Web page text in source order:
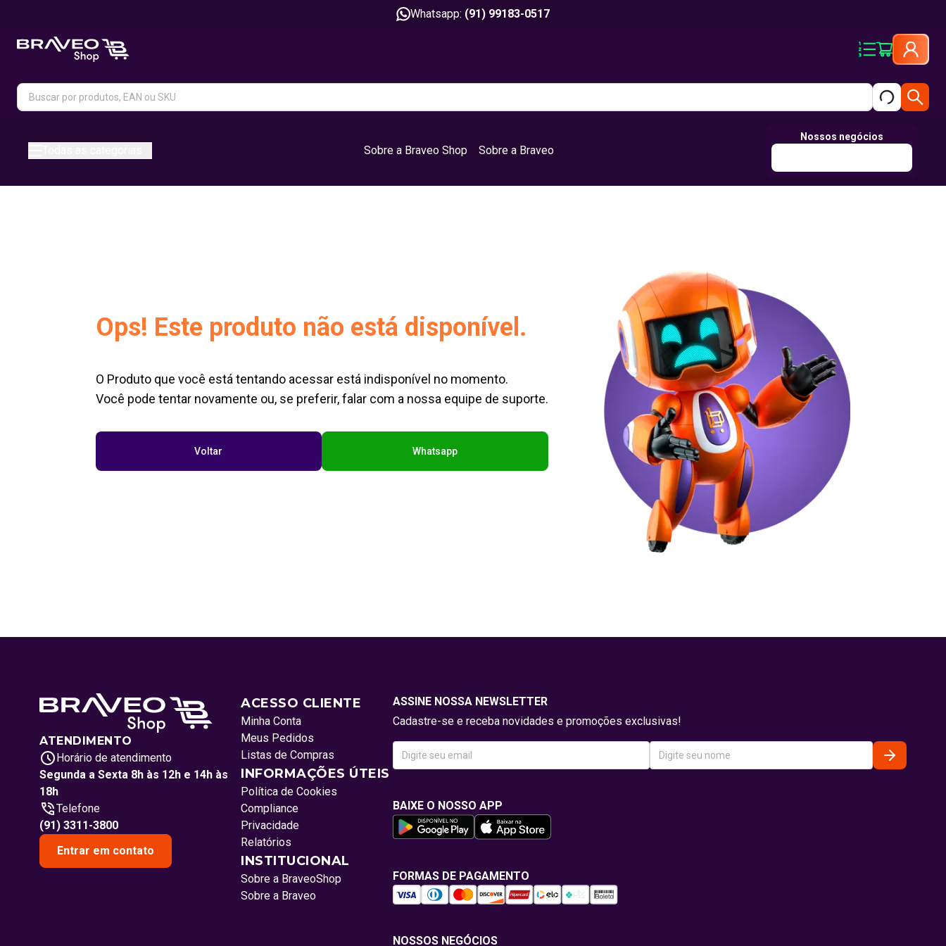
Whatsapp: (91) 99183-0517
Sobre a Braveo Shop Sobre a Braveo
Nossos negócios
Ops! Este produto não está disponível.
O Produto que você está tentando acessar está indisponível no momento.
Você pode tentar novamente ou, se preferir, falar com a nossa equipe de suporte.
Voltar Whatsapp
ATENDIMENTO
Horário de atendimento
Segunda a Sexta 8h às 12h e 14h às
18h
Telefone
(91) 3311-3800
Entrar em contato
ACESSO CLIENTE
Minha Conta
Meus Pedidos
Listas de Compras
INFORMAÇÕES ÚTEIS
Política de Cookies
Compliance
Privacidade
Relatórios
INSTITUCIONAL
Sobre a BraveoShop
Sobre a Braveo
ASSINE NOSSA NEWSLETTER
Cadastre-se e receba novidades e promoções exclusivas!
BAIXE O NOSSO APP
FORMAS DE PAGAMENTO
NOSSOS NEGÓCIOS